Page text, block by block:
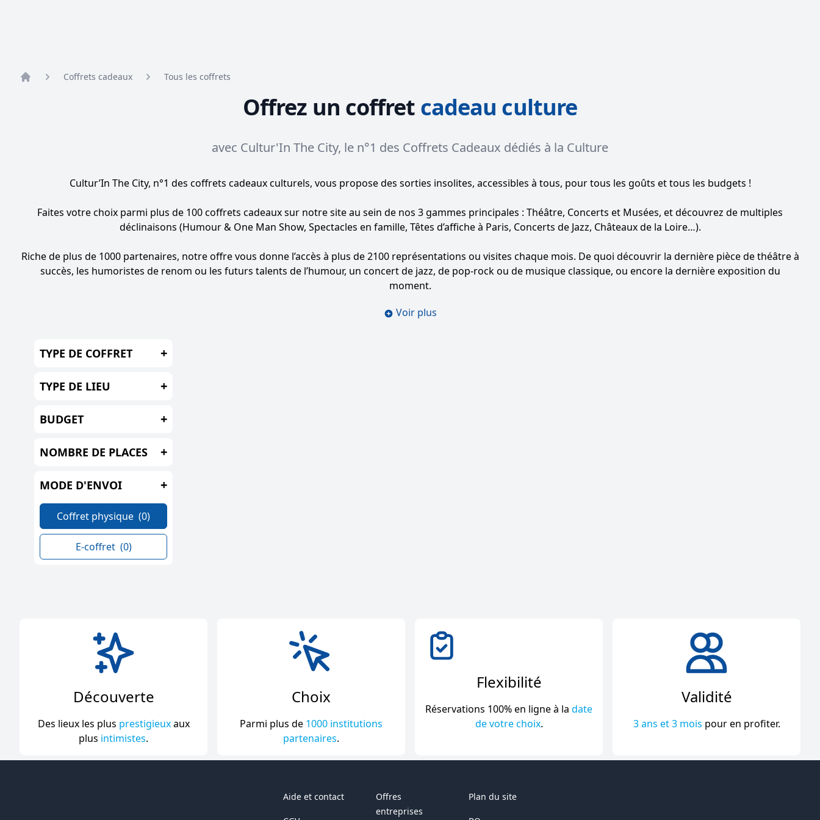
Coffrets cadeaux Tous les coffrets
Offrez un coffret cadeau culture
avec Cultur'In The City, le n°1 des Coffrets Cadeaux dédiés à la Culture
Cultur’In The City, n°1 des coffrets cadeaux culturels, vous propose des sorties insolites, accessibles à tous, pour tous les goûts et tous les budgets !
Faites votre choix parmi plus de 100 coffrets cadeauxsur notre site au sein de nos 3 gammes principales : Théâtre, Concerts et Musées, et découvrez de multiples
déclinaisons (Humour & One Man Show, Spectacles en famille, Têtes d’affiche à Paris, Concerts de Jazz, Châteaux de la Loire…).
Riche de plus de 1000 partenaires, notre offre vous donne l’accès à plus de2100 représentations ou visites chaque mois. De quoi découvrir la dernière pièce de théâtre à
succès, les humoristes de renom ou les futurs talents de l’humour, un concert de jazz, de pop-rock ou de musique classique, ou encore la dernière exposition du
moment.
Voir plus
TYPE DE COFFRET +
TYPE DE LIEU +
BUDGET +
NOMBRE DE PLACES +
MODE D'ENVOI +
Coffret physique (0)
E-coffret (0)
Découverte
Des lieux les plus prestigieuxaux
plus intimistes.
Choix
Parmi plus de 1000 institutions
partenaires.
Flexibilité
Réservations 100% en ligne à la date
de votre choix.
Validité
3 ans et 3 mois pour en profiter.
Aide et contact
Offres
entreprises
Plan du site